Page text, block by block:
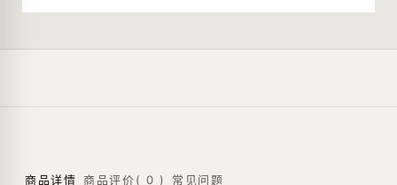
商品详情 商品评价( 0 ) 常见问题